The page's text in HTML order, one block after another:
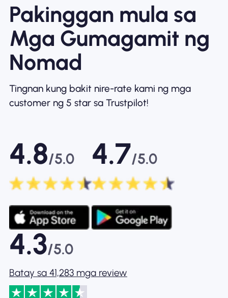
Pakinggan mula sa
Mga Gumagamit ng
Nomad
Tingnan kung bakit nire-rate kami ng mga
customer ng 5 star sa Trustpilot!
4.8/5.0 4.7/5.0
4.3/5.0
Batay sa 41,283 mga review